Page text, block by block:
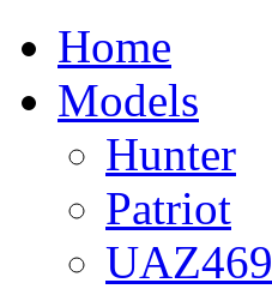
Home
Models
Hunter
Patriot
UAZ469